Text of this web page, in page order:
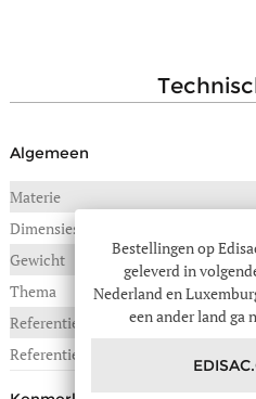
Algemeen
Materie
Dimensies
Gewicht
Thema
Referentie :
Referentie fabrikant
Bestellingen op
geleverd in
Nederland en
een ander land ga